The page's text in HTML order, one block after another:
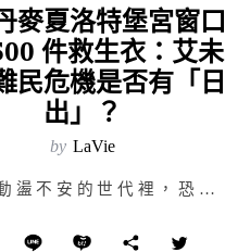
麥夏洛特堡宮窗口
件救生衣：艾未
民危機是否有「日
出」？
by LaVie
在這個動盪不安的世代裡，恐怖勢力持續猖狂，受難困苦的人依舊求救無援，曾經寄望的美好世界，不僅不見亮麗…